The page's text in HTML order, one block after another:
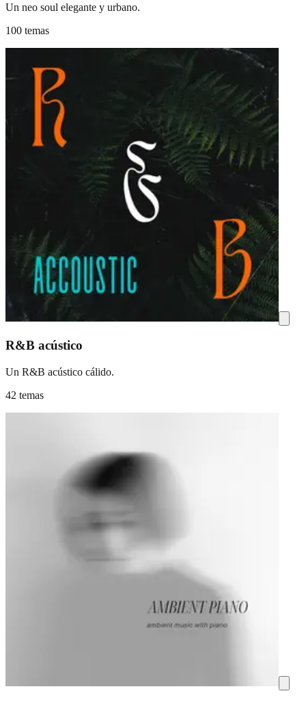
Un neo soul elegante y urbano.
100 temas
R&B acústico
Un R&B acústico cálido.
42 temas